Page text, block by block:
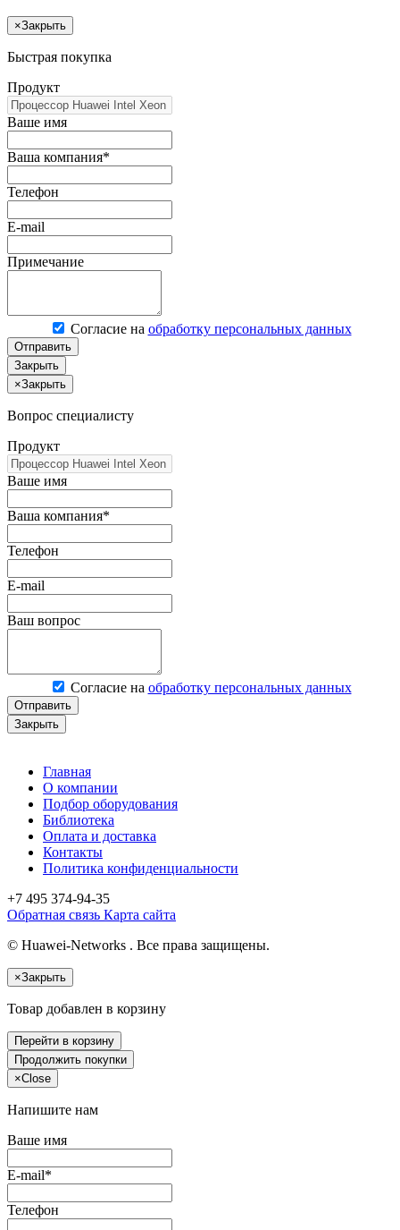
×Закрыть
Быстрая покупка
Продукт
Ваше имя
Ваша компания*
Телефон
E-mail
Примечание
Согласие на обработку персональных данных
Отправить
Закрыть
×Закрыть
Вопрос специалисту
Продукт
Ваше имя
Ваша компания*
Телефон
E-mail
Ваш вопрос
Согласие на обработку персональных данных
Отправить
Закрыть
Главная
О компании
Подбор оборудования
Библиотека
Оплата и доставка
Контакты
Политика конфиденциальности
+7 495 374-94-35
Обратная связь Карта сайта
© Huawei-Networks . Все права защищены.
×Закрыть
Товар добавлен в корзину
Перейти в корзину
Продолжить покупки
×Close
Напишите нам
Ваше имя
E-mail*
Телефон